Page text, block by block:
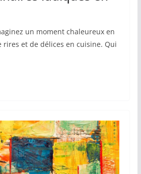
un moment chaleureux en
et de délices en cuisine. Qui